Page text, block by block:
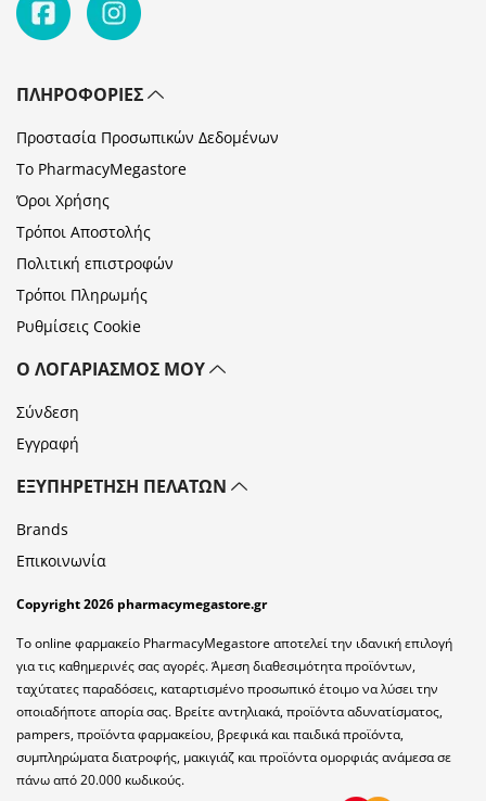
ΠΛΗΡΟΦΟΡΊΕΣ
Προστασία Προσωπικών Δεδομένων
Το PharmacyMegastore
Όροι Χρήσης
Τρόποι Αποστολής
Πολιτική επιστροφών
Τρόποι Πληρωμής
Ρυθμίσεις Cookie
Ο ΛΟΓΑΡΙΑΣΜΌΣ ΜΟΥ
Σύνδεση
Εγγραφή
ΕΞΥΠΗΡΈΤΗΣΗ ΠΕΛΑΤΏΝ
Brands
Επικοινωνία
Copyright 2026 pharmacymegastore.gr
Το online φαρμακείο PharmacyMegastore αποτελεί την ιδανική επιλογή
για τις καθημερινές σας αγορές. Άμεση διαθεσιμότητα προϊόντων,
ταχύτατες παραδόσεις, καταρτισμένο προσωπικό έτοιμο να λύσει την
οποιαδήποτε απορία σας. Βρείτε αντηλιακά, προϊόντα αδυνατίσματος,
pampers, προϊόντα φαρμακείου, βρεφικά και παιδικά προϊόντα,
συμπληρώματα διατροφής, μακιγιάζ και προϊόντα ομορφιάς ανάμεσα σε
πάνω από 20.000 κωδικούς.